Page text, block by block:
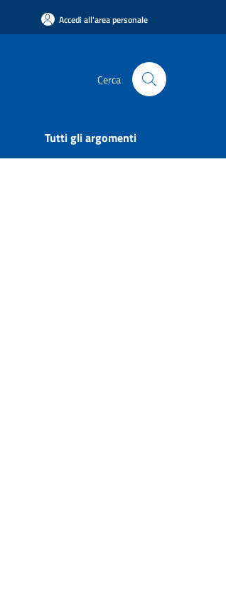
Accedi all'area personale
Cerca
Tutti gli argomenti